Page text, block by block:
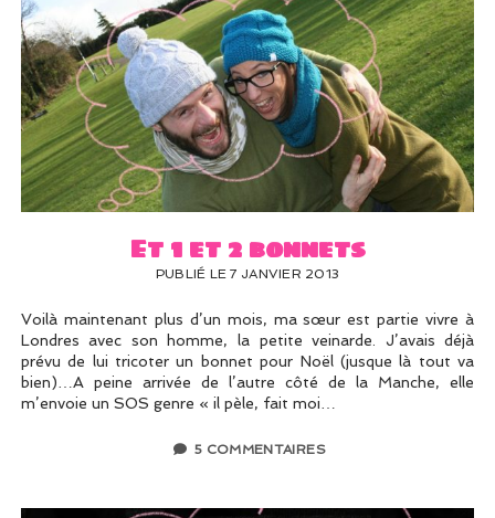
Et 1 et 2 bonnets
PUBLIÉ LE 7 JANVIER 2013
Voilà maintenant plus d’un mois, ma sœur est partie vivre à
Londres avec son homme, la petite veinarde. J’avais déjà
prévu de lui tricoter un bonnet pour Noël (jusque là tout va
bien)…A peine arrivée de l’autre côté de la Manche, elle
m’envoie un SOS genre « il pèle, fait moi…
5 COMMENTAIRES